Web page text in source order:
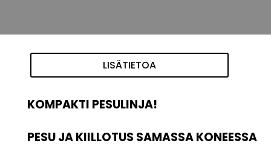
LISÄTIETOA
KOMPAKTI PESULINJA!
PESU JA KIILLOTUS SAMASSA KONEESSA